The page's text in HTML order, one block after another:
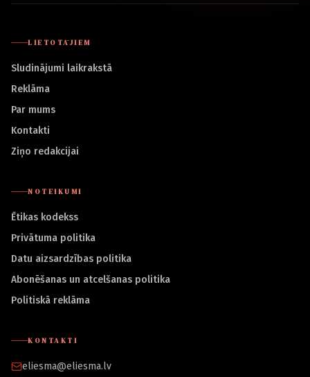
LIETOTĀJIEM
Sludinājumi laikrakstā
Reklāma
Par mums
Kontakti
Ziņo redakcijai
NOTEIKUMI
Ētikas kodekss
Privātuma politika
Datu aizsardzības politika
Abonēšanas un atcelšanas politika
Politiskā reklāma
KONTAKTI
eliesma@eliesma.lv